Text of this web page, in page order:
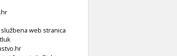
web stranica